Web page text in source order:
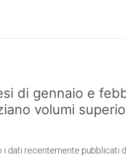
di gennaio e
volumi
i dati recentemente pubblicati